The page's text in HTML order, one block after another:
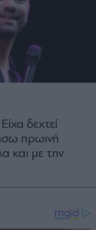
δεχτεί
πρωινή
και με την